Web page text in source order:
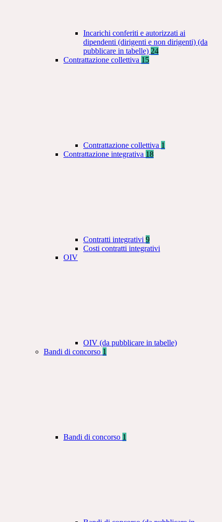
Incarichi conferiti e autorizzati ai
dipendenti (dirigenti e non dirigenti) (da
pubblicare in tabelle) 24
Contrattazione collettiva 15
Contrattazione collettiva 1
Contrattazione integrativa 18
Contratti integrativi 9
Costi contratti integrativi
OIV
OIV (da pubblicare in tabelle)
Bandi di concorso 1
Bandi di concorso 1